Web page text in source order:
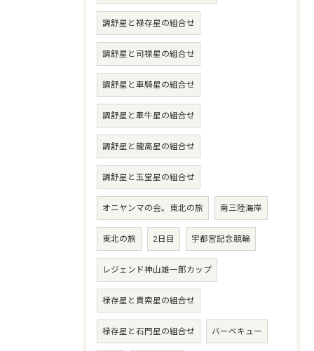
調舒星と禄存星の組合せ
調舒星と司禄星の組合せ
調舒星と車騎星の組合せ
調舒星と牽牛星の組合せ
調舒星と龍高星の組合せ
調舒星と玉堂星の組合せ
オニヤンマの会。東北の旅 南三陸海岸
東北の旅 2日目 宇都宮記念競輪
レジェンド神山雄一郎カップ
禄存星と貫索星の組合せ
禄存星と石門星の組合せ バーベキュー